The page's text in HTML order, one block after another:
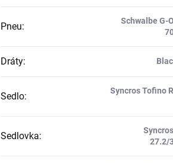
Pneu:
Schwalbe G-
Dráty:
Sedlo:
Syncros Tofino
Sedlovka:
27.2/